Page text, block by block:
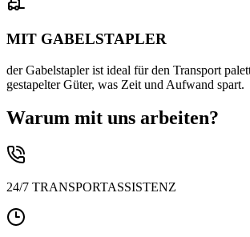
MIT GABELSTAPLER
der Gabelstapler ist ideal für den Transport
gestapelter Güter, was Zeit und Aufwand spart.
Warum mit uns arbeiten?
24/7 TRANSPORTASSISTENZ